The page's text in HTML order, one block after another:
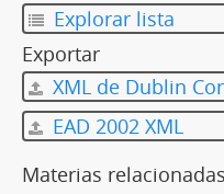
Explorar lista
Exportar
XML de Dublin
EAD 2002 XML
Materias relacionadas